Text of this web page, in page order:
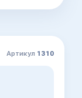
Артикул 1310